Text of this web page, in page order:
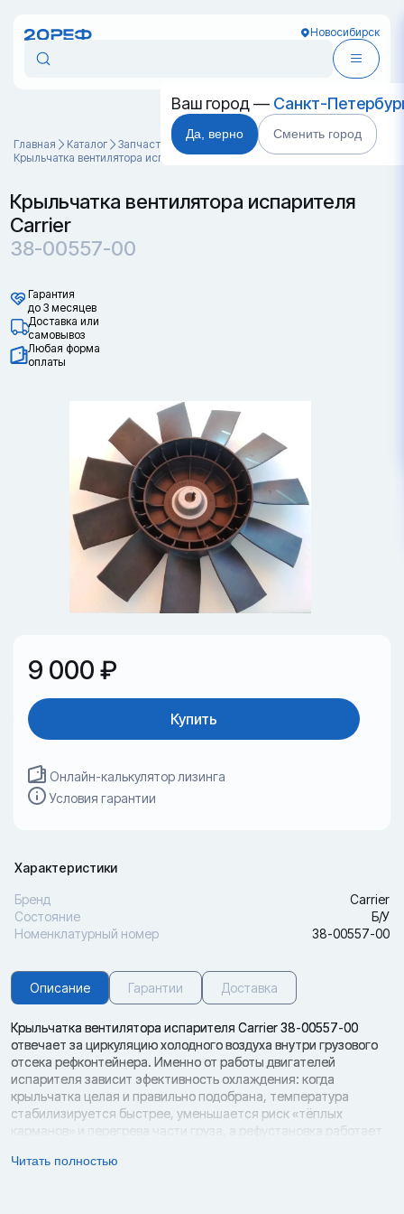
Новосибирск
Ваш город — Санкт-
Да, верно Сменить город
Главная Каталог
Запчасти для контейнеров
Крыльчатка вентилятора испарителя Carrier 38-00557-00
Крыльчатка вентилятора испарителя
Carrier
38-00557-00
Гарантия
до 3 месяцев
Доставка или
самовывоз
Любая форма
оплаты
9 000 ₽
Купить
Онлайн-калькулятор лизинга
Условия гарантии
Характеристики
Бренд
Carrier
Состояние
Б/У
Номенклатурный номер
38-00557-00
Описание Гарантии Доставка
Крыльчатка вентилятора испарителя Carrier 38-00557-00
отвечает за циркуляцию холодного воздуха внутри грузового
отсека рефконтейнера. Именно от работы двигателей
испарителя зависит эфективность охлаждения: когда
крыльчатка целая и правильно подобрана, температура
стабилизируется быстрее, уменьшается риск «тёплых
карманов» и перегрева части груза, а рефустановка работает
разбалансировалась или установлена не того исполнения,
Читать полностью